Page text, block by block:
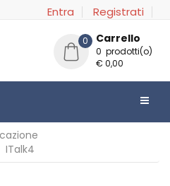
Entra Registrati
0 Carrello
0 prodotti(o)
€ 0,00
ITalk4